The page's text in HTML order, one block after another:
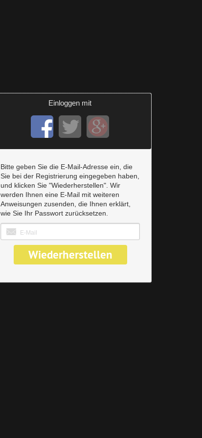
Einloggen mit
Bitte geben Sie die E-Mail-Adresse ein, die
Sie bei der Registrierung eingegeben haben,
und klicken Sie "Wiederherstellen". Wir
werden Ihnen eine E-Mail mit weiteren
Anweisungen zusenden, die Ihnen erklärt,
wie Sie Ihr Passwort zurücksetzen.